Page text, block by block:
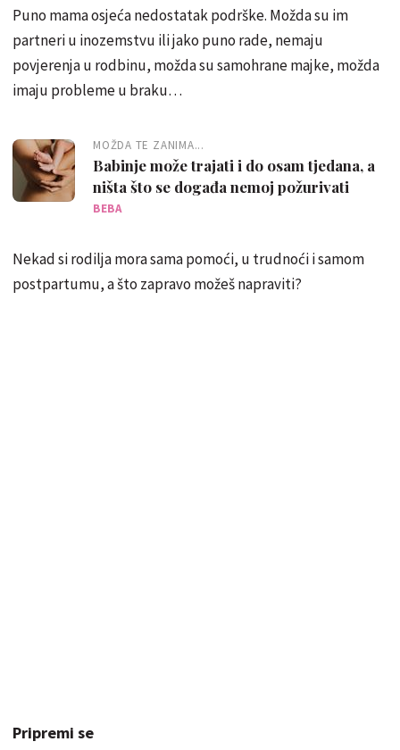
Puno mama osjeća nedostatak podrške. Možda su im
partneri u inozemstvu ili jako puno rade, nemaju
povjerenja u rodbinu, možda su samohrane majke, možda
imaju probleme u braku…
MOŽDA TE ZANIMA...
Babinje može trajati i do osam tjedana, a
ništa što se događa nemoj požurivati
BEBA
Nekad si rodilja mora sama pomoći, u trudnoći i samom
postpartumu, a što zapravo možeš napraviti?
Pripremi se